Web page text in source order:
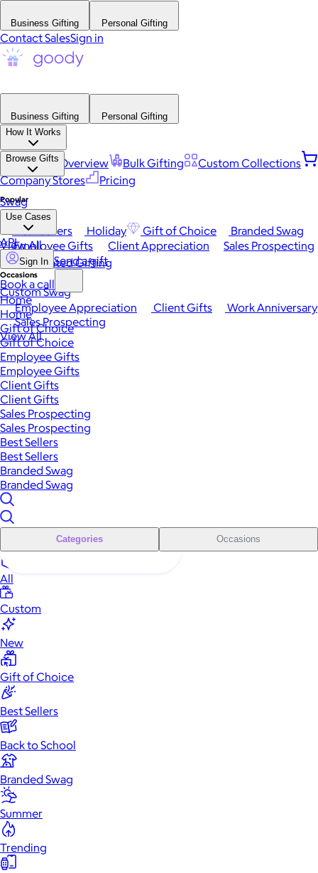
Business Gifting Personal Gifting
Contact SalesSign in
Business Gifting
Personal Gifting
How It Works
Platform Overview Bulk Gifting
Custom Collections
Company Stores
Pricing
Browse Gifts
Popular
Best Sellers Holiday Gift of Choice
Branded Swag
View All
Occasions
Employee Appreciation Client Gifts
Work Anniversary
Sales Prospecting
View All
Swag
Use Cases
Employee Gifts Client Appreciation
Sales Prospecting
Automated Gifting
Custom Swag
API
Sign In Send a gift
Book a call
Home
Home
Gift of Choice
Gift of Choice
Employee Gifts
Employee Gifts
Client Gifts
Client Gifts
Sales Prospecting
Sales Prospecting
Best Sellers
Best Sellers
Branded Swag
Branded Swag
Categories Occasions
All
Custom
New
Gift of Choice
Best Sellers
Back to School
Branded Swag
Summer
Trending